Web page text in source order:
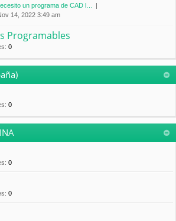
un programa de CAD l…
14, 2022 3:49 am
Programables
: 0
: 0
: 0
: 0